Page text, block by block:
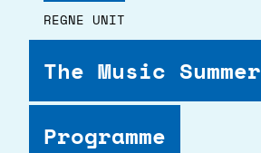
REGNE UNIT
The Music Summer
Programme